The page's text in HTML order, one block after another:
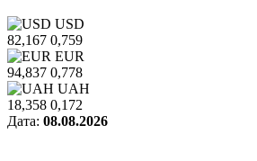
USD
82,167 0,759
EUR
94,837 0,778
UAH
18,358 0,172
Дата: 08.08.2026